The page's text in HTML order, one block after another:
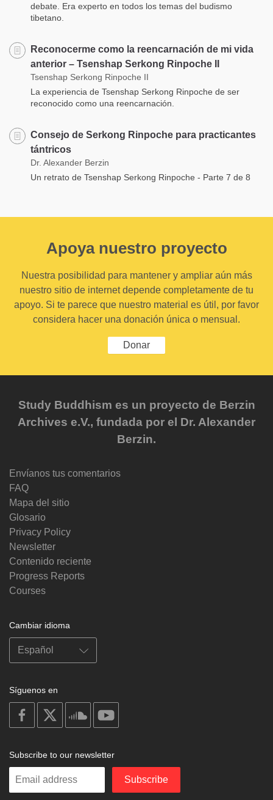
debate. Era experto en todos los temas del budismo
tibetano.
Reconocerme como la reencarnación de mi vida
anterior – Tsenshap Serkong Rinpoche II
Tsenshap Serkong Rinpoche II
La experiencia de Tsenshap Serkong Rinpoche de ser
reconocido como una reencarnación.
Consejo de Serkong Rinpoche para practicantes
tántricos
Dr. Alexander Berzin
Un retrato de Tsenshap Serkong Rinpoche - Parte 7 de 8
Apoya nuestro proyecto
Nuestra posibilidad para mantener y ampliar aún más
nuestro sitio de internet depende completamente de tu
apoyo. Si te parece que nuestro material es útil, por favor
considera hacer una donación única o mensual.
Donar
Study Buddhism es un proyecto de Berzin
Archives e.V., fundada por el Dr. Alexander
Berzin.
Envíanos tus comentarios
FAQ
Mapa del sitio
Glosario
Privacy Policy
Newsletter
Contenido reciente
Progress Reports
Courses
Cambiar idioma
Síguenos en
on
facebook
soundcloud
Subscribe to our newsletter
Enter
Subscribe